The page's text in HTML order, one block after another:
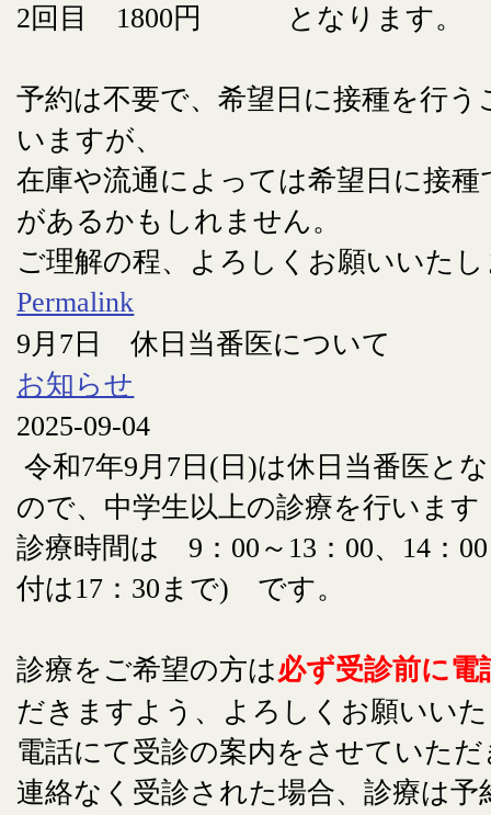
2回目 1800円 となります。
予約は不要で、希望日に接種を行う
いますが、
在庫や流通によっては希望日に接
があるかもしれません。
ご理解の程、よろしくお願いいた
Permalink
9月7日 休日当番医について
お知らせ
2025-09-04
令和7年9月7日(日)は休日当番医と
ので、中学生以上の診療を行います
診療時間は 9：00～13：00、14：
付は17：30まで) です。
診療をご希望の方は必ず受診前に電
だきますよう、よろしくお願いい
電話にて受診の案内をさせていた
連絡なく受診された場合、診療は予